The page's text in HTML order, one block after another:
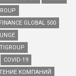
GLOBAL 500
COVID-19
КОМПАНИЙ